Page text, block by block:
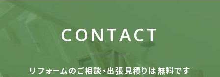
CONTACT
リフォームのご相談・出張見積りは無料です